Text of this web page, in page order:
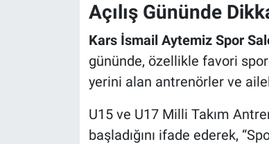
Açılış Gününde
Kars İsmail Aytemiz Spor
gününde, özellikle favori
yerini alan antrenörler ve
U15 ve U17 Milli Takım
başladığını ifade ederek,